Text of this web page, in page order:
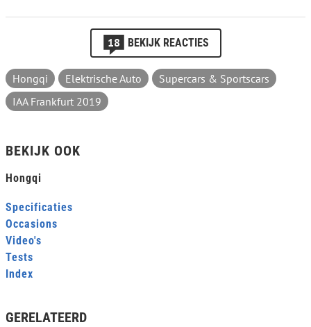
18 BEKIJK REACTIES
Hongqi Elektrische Auto
Supercars & Sportscars
IAA Frankfurt 2019
BEKIJK OOK
Hongqi
Specificaties
Occasions
Video's
Tests
Index
GERELATEERD